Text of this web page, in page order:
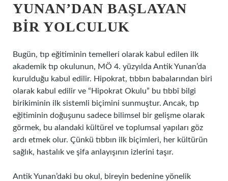
YUNAN’DAN BAŞLAYAN
BIR YOLCULUK
Bugün, tıp eğitiminin temelleri olarak kabul edilen ilk
akademik tıp okulunun, MÖ 4. yüzyılda Antik Yunan’da
kurulduğu kabul edilir. Hipokrat, tıbbın babalarından biri
olarak kabul edilir ve “Hipokrat Okulu” bu tıbbî bilgi
birikiminin ilk sistemli biçimini sunmuştur. Ancak, tıp
eğitiminin doğuşunu sadece bilimsel bir gelişme olarak
görmek, bu alandaki kültürel ve toplumsal yapıları göz
ardı etmek olur. Çünkü tıbbın ilk biçimleri, her kültürün
sağlık, hastalık ve şifa anlayışının izlerini taşır.
Antik Yunan’daki bu okul, bireyin bedenine yönelik